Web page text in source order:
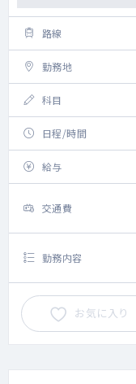
路線
勤務地
科目
日程/時間
給与
交通費
勤務内容
お気に入り